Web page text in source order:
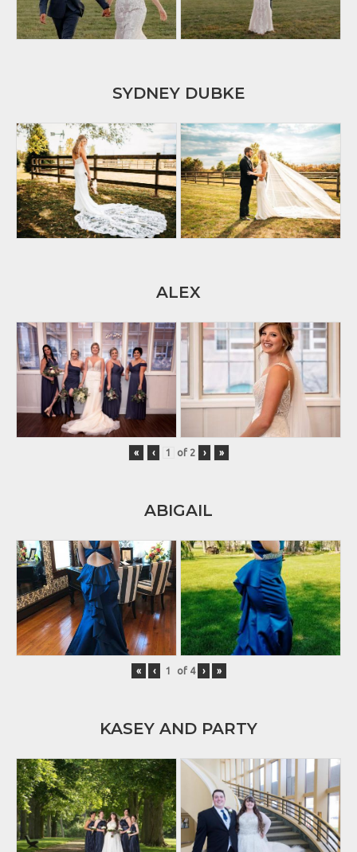
SYDNEY DUBKE
ALEX
« ‹ of 2 › »
ABIGAIL
« ‹ of 4 › »
KASEY AND PARTY